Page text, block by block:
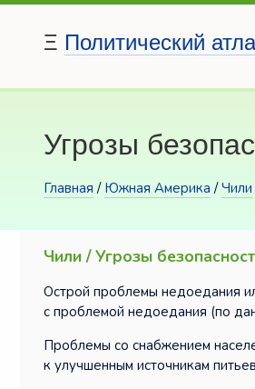
Ξ Политический
Угрозы
Главная / Южная Америка /Чили
Чили / Угрозы
Острой проблемы недоедания
с проблемой недоедания (по
Проблемы со снабжением
к улучшенным источникам